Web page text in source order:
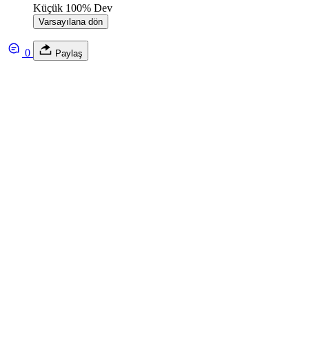
Küçük 100% Dev
Varsayılana dön
0 Paylaş